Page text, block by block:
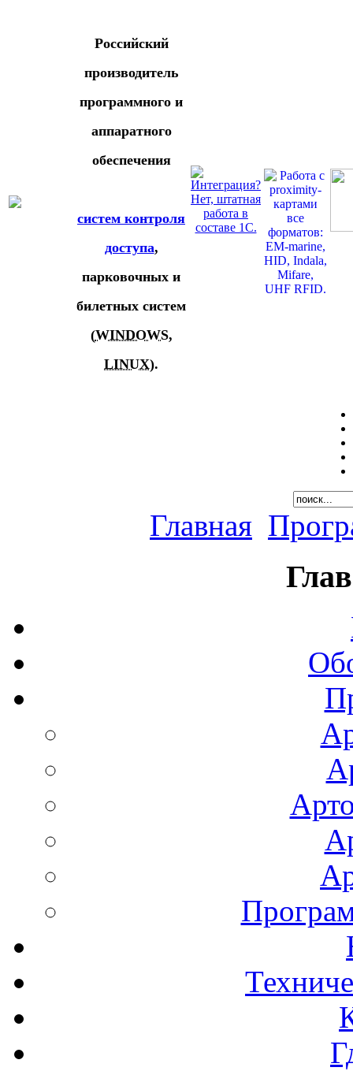
Российский
производитель
программного и
аппаратного
обеспечения
систем контроля
доступа,
парковочных и
билетных систем
(WINDOWS,
LINUX).
Главная